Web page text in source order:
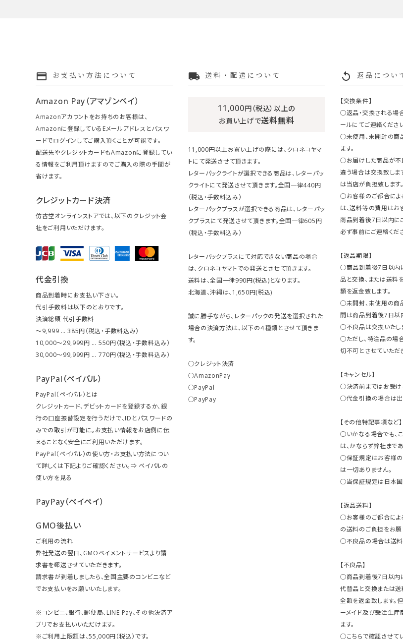
payment お支払い方法について
Amazon Pay（アマゾンペイ）
Amazonアカウントをお持ちのお客様は、
Amazonに登録しているEメールアドレスとパスワ
ードでログインしてご購入頂くことが可能です。
配送先やクレジットカードもAmazonに登録してい
る情報をご利用頂けますのでご購入の際の手間が
省けます。
クレジットカード決済
仿古堂オンラインストアでは、以下のクレジット会
社をご利用いただけます。
代金引換
商品到着時にお支払い下さい。
代引手数料は以下のとおりです。
決済総額 代引手数料
～9,999 … 385円（税込・手数料込み）
10,000～29,999円 … 550円（税込・手数料込み）
30,000～99,999円 … 770円（税込・手数料込み）
PayPal（ペイパル）
PayPal（ペイパル）とは
クレジットカード、デビットカードを登録するか、銀
行の口座振替設定を行うだけで、IDとパスワードの
みでの取引が可能に。お支払い情報をお店側に伝
えることなく安全にご利用いただけます。
PayPal（ペイパル）の使い方・お支払い方法につい
て詳しくは下記よりご確認ください。⇒ ペイパルの
使い方を見る
PayPay（ペイペイ）
GMO後払い
ご利用の流れ
弊社発送の翌日、GMOペイメントサービスより請
求書を郵送させていただきます。
請求書が到着しましたら、全国主要のコンビニなど
でお支払いをお願いいたします。
※コンビニ、銀行、郵便局、LINE Pay、その他決済ア
プリでお支払いいただけます。
※ご利用上限額は、55,000円（税込）です。
local_shipping 送料・配送について
11,000円（税込）以上の
お買い上げで送料無料
11,000円以上お買い上げの際には、クロネコヤマ
トにて発送させて頂きます。
レターパックライトが選択できる商品は、レターパッ
クライトにて発送させて頂きます。全国一律440円
（税込・手数料込み）
レターパックプラスが選択できる商品は、レターパッ
クプラスにて発送させて頂きます。全国一律605円
（税込・手数料込み）
レターパックプラスにて対応できない商品の場合
は、クロネコヤマトでの発送とさせて頂きます。
送料は、全国一律990円(税込)となります。
北海道、沖縄は、1,650円(税込)
誠に勝手ながら、レターパックの発送を選択された
場合の決済方法は、以下の４種類とさせて頂きま
す。
○クレジット決済
○AmazonPay
○PayPal
○PayPay
replay 返品につい
【交換条件】
○返品・交換される場
ールにてご連絡ください
○未使用、未開封の商
ます。
○お届けした商品が不
違う場合は交換致しま
は当店が負担致します。
○お客様のご都合によ
は、送料等の費用はお
商品到着後7日以内に
必ず事前にご連絡くだ
【返品期限】
○商品到着後7日以内
品と交換、または送料
額を返金致します。
○未開封、未使用の商
間は商品到着後7日以内
○不良品は交換いたし
○ただし、特注品の場
切不可とさせていただ
【キャンセル】
○決済前まではお受け
○代金引換の場合は出
【その他特記事項など】
○いかなる場合でも、
は、かならず弊社まで
○保証規定はお客様
は一切ありません。
○当保証規定は日本国
【返品送料】
○お客様のご都合によ
の送料のご負担をお願
○不良品の場合は送料
【不良品】
○商品到着後7日以内
代替品と交換または
全額を返金致します。
ーメイド及び受注生
ます。
○こちらで確認させて